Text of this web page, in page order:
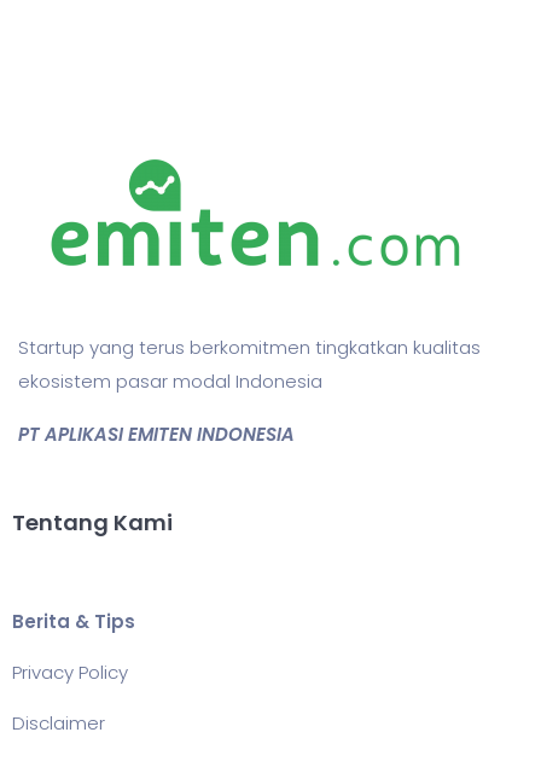
Startup yang terus berkomitmen tingkatkan kualitas
ekosistem pasar modal Indonesia
PT APLIKASI EMITEN INDONESIA
Tentang Kami
Berita & Tips
Privacy Policy
Disclaimer